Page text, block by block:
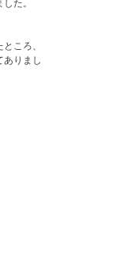
た。
ころ、
りまし